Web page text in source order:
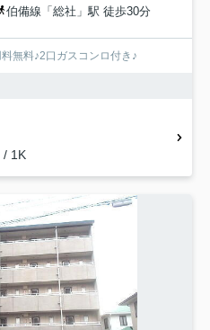
伯備線「総社」駅 徒歩30分
無料♪2口ガスコンロ付き♪
/ 1K